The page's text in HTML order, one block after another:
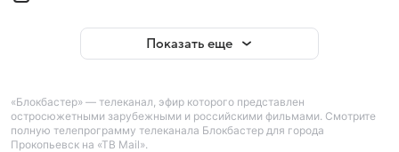
Показать еще
«Блокбастер» — телеканал, эфир которого представлен
остросюжетными зарубежными и российскими фильмами. Смотрите
полную телепрограмму телеканала Блокбастер для города
Прокопьевск на «ТВ Mail».